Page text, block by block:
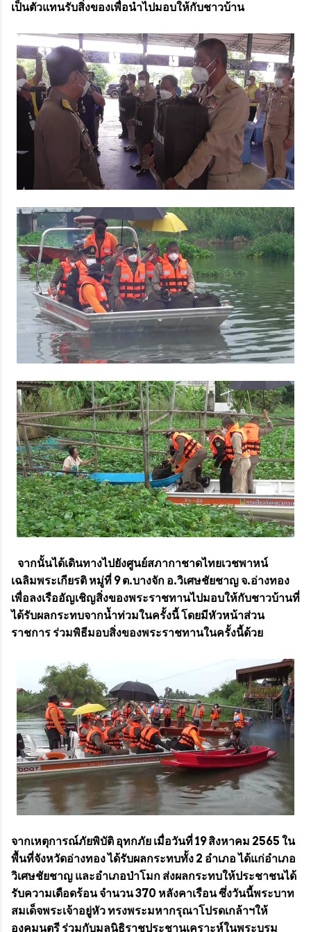
เป็นตัวแทนรับสิ่งของเพื่อนำไปมอบให้กับชาวบ้าน
จากนั้นได้เดินทางไปยังศูนย์สภากาชาดไทยเวชพาหน์
เฉลิมพระเกียรติ หมู่ที่ 9 ต.บางจัก อ.วิเศษชัยชาญ จ.อ่างทอง
เพื่อลงเรืออัญเชิญสิ่งของพระราชทานไปมอบให้กับชาวบ้านที่
ได้รับผลกระทบจากน้ำท่วมในครั้งนี้ โดยมีหัวหน้าส่วน
ราชการ ร่วมพิธีมอบสิ่งของพระราชทานในครั้งนี้ด้วย
จากเหตุการณ์ภัยพิบัติ อุทกภัย เมื่อวันที่ 19 สิงหาคม 2565 ใน
พื้นที่จังหวัดอ่างทอง ได้รับผลกระทบทั้ง 2 อำเภอ ได้แก่อำเภอ
วิเศษชัยชาญ และอำเภอป่าโมก ส่งผลกระทบให้ประชาชนได้
รับความเดือดร้อน จำนวน 370 หลังคาเรือน ซึ่งวันนี้พระบาท
สมเด็จพระเจ้าอยู่หัว ทรงพระมหากรุณาโปรดเกล้าฯให้
องคมนตรี ร่วมกับมูลนิธิราชประชานุเคราะห์ในพระบรม